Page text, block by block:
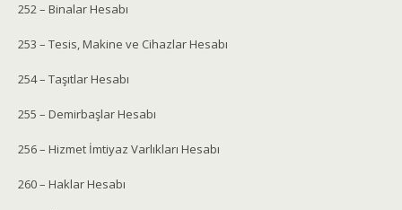
252 – Binalar Hesabı
253 – Tesis, Makine ve Cihazlar Hesabı
254 – Taşıtlar Hesabı
255 – Demirbaşlar Hesabı
256 – Hizmet İmtiyaz Varlıkları Hesabı
260 – Haklar Hesabı